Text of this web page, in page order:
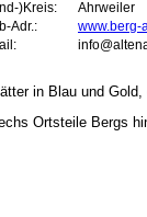
)Kreis:
Ahrweiler
Adr.:
www.berg-
in Blau und
Ortsteile Bergs